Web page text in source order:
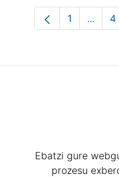
Orrialdea
1 ... 4
Ebatzi gure
prozesu